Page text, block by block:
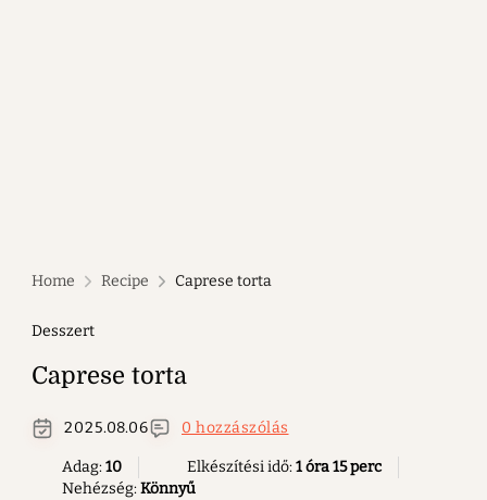
Home Recipe Caprese torta
Desszert
Caprese torta
2025.08.06 0 hozzászólás
Adag:10 Elkészítési idő:1 óra 15 perc
Nehézség:Könnyű